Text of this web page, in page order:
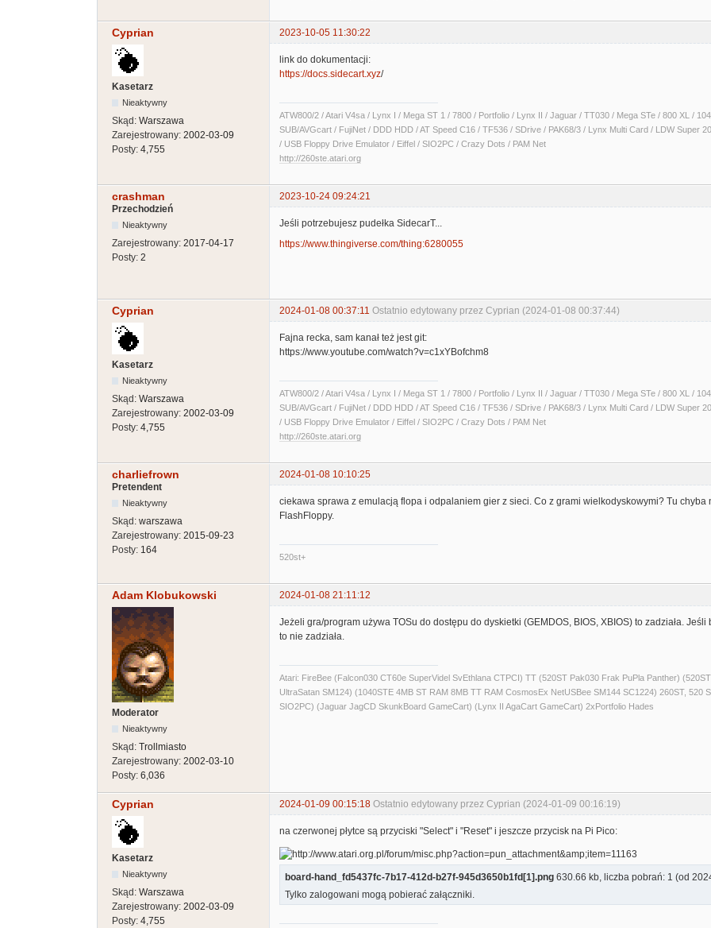
Cyprian 2023-10-05 11:30:22
Kasetarz
Nieaktywny
Skąd: Warszawa
Zarejestrowany: 2002-03-09
Posty: 4,755
link do dokumentacji:
https://docs.sidecart.xyz/
ATW800/2 / Atari V4sa / Lynx I / Mega ST 1 / 7800 / Portfolio / Lynx II / Jaguar / TT030 / Mega STe / 800 XL /
SUB/AVGcart / FujiNet / DDD HDD / AT Speed C16 / TF536 / SDrive / PAK68/3 / Lynx Multi Card / LDW Super
/ USB Floppy Drive Emulator / Eiffel / SIO2PC / Crazy Dots / PAM Net
http://260ste.atari.org
crashman
2023-10-24 09:24:21
Przechodzień
Nieaktywny
Zarejestrowany: 2017-04-17
Posty: 2
Jeśli potrzebujesz pudełka SidecarT...
https://www.thingiverse.com/thing:6280055
Cyprian 2024-01-08 00:37:11 Ostatnio edytowany przez Cyprian (2024-01-08 00:37:44)
Kasetarz
Nieaktywny
Skąd: Warszawa
Zarejestrowany: 2002-03-09
Posty: 4,755
Fajna recka, sam kanał też jest git:
https://www.youtube.com/watch?v=c1xYBofchm8
ATW800/2 / Atari V4sa / Lynx I / Mega ST 1 / 7800 / Portfolio / Lynx II / Jaguar / TT030 / Mega STe / 800 XL /
SUB/AVGcart / FujiNet / DDD HDD / AT Speed C16 / TF536 / SDrive / PAK68/3 / Lynx Multi Card / LDW Super
/ USB Floppy Drive Emulator / Eiffel / SIO2PC / Crazy Dots / PAM Net
http://260ste.atari.org
charliefrown
2024-01-08 10:10:25
Pretendent
Nieaktywny
Skąd: warszawa
Zarejestrowany: 2015-09-23
Posty: 164
ciekawa sprawa z emulacją flopa i odpalaniem gier z sieci. Co z grami wielkodyskowymi? Tu
FlashFloppy.
520st+
Adam Klobukowski 2024-01-08 21:11:12
Moderator
Nieaktywny
Skąd: Trollmiasto
Zarejestrowany: 2002-03-10
Posty: 6,036
Jeżeli gra/program używa TOSu do dostępu do dyskietki (GEMDOS, BIOS, XBIOS) to zadziała.
to nie zadziała.
Atari: FireBee (Falcon030 CT60e SuperVidel SvEthlana CTPCI) TT (520ST Pak030 Frak PuPla Panther)
UltraSatan SM124) (1040STE 4MB ST RAM 8MB TT RAM CosmosEx NetUSBee SM144 SC1224) 260ST, 520
SIO2PC) (Jaguar JagCD SkunkBoard GameCart) (Lynx II AgaCart GameCart) 2xPortfolio Hades
Cyprian 2024-01-09 00:15:18 Ostatnio edytowany przez Cyprian (2024-01-09 00:16:19)
Kasetarz
Nieaktywny
Skąd: Warszawa
Zarejestrowany: 2002-03-09
Posty: 4,755
na czerwonej płytce są przyciski "Select" i "Reset" i jeszcze przycisk na Pi Pico:
board-hand_fd5437fc-7b17-412d-b27f-945d3650b1fd[1].png 630.66 kb, liczba pobrań: 1 (od
Tylko zalogowani mogą pobierać załączniki.